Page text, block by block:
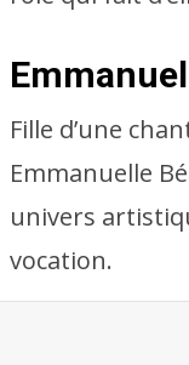
Fille d’une
Emmanuelle
univers
vocation.